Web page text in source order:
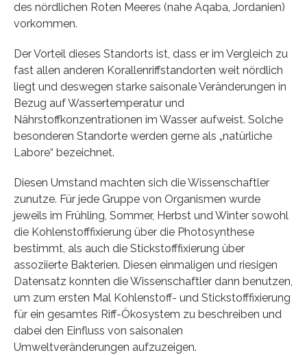
des nördlichen Roten Meeres (nahe Aqaba, Jordanien)
vorkommen.
Der Vorteil dieses Standorts ist, dass er im Vergleich zu
fast allen anderen Korallenriffstandorten weit nördlich
liegt und deswegen starke saisonale Veränderungen in
Bezug auf Wassertemperatur und
Nährstoffkonzentrationen im Wasser aufweist. Solche
besonderen Standorte werden gerne als „natürliche
Labore“ bezeichnet.
Diesen Umstand machten sich die Wissenschaftler
zunutze. Für jede Gruppe von Organismen wurde
jeweils im Frühling, Sommer, Herbst und Winter sowohl
die Kohlenstofffixierung über die Photosynthese
bestimmt, als auch die Stickstofffixierung über
assoziierte Bakterien. Diesen einmaligen und riesigen
Datensatz konnten die Wissenschaftler dann benutzen,
um zum ersten Mal Kohlenstoff- und Stickstofffixierung
für ein gesamtes Riff-Ökosystem zu beschreiben und
dabei den Einfluss von saisonalen
Umweltveränderungen aufzuzeigen.